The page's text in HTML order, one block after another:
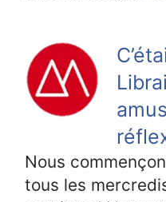
Nous
tous les